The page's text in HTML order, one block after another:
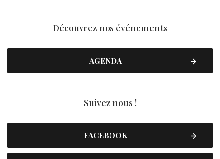
Découvrez nos événements
AGENDA
Suivez nous !
FACEBOOK